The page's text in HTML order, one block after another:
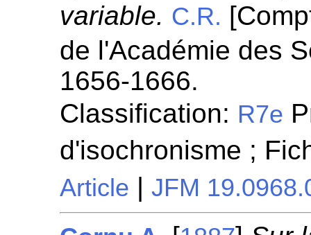
variable. C.R.
de l'Académie des
1656-1666.
Classification: R7e
d'isochronisme ;
Article |JFM